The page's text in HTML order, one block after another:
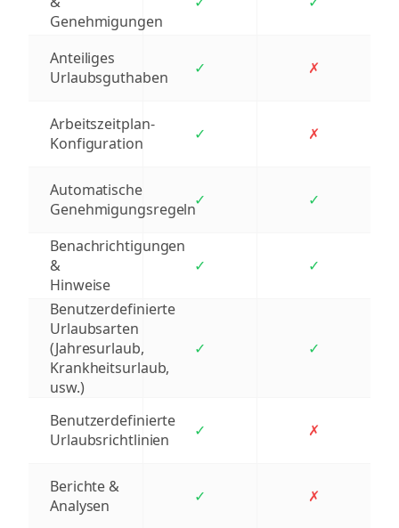
Genehmigungen
Anteiliges
Urlaubsguthaben
✓ ✗
Arbeitszeitplan-
Konfiguration
✓ ✗
Automatische
Genehmigungsregeln✓ ✓
Benachrichtigungen
&
Hinweise
✓ ✓
Benutzerdefinierte
Urlaubsarten
(Jahresurlaub,
Krankheitsurlaub,
usw.)
✓ ✓
Benutzerdefinierte
Urlaubsrichtlinien
✓ ✗
Berichte &
Analysen
✓ ✗